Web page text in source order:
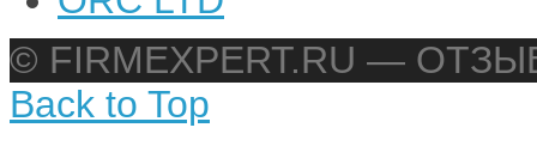
© FIRMEXPERT.RU —
Back to Top